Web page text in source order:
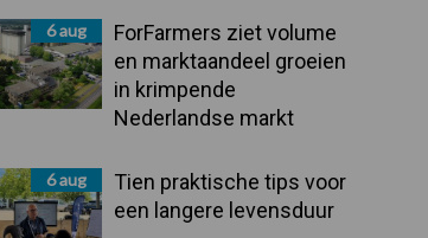
6 aug
ForFarmers ziet volume
en marktaandeel groeien
in krimpende
Nederlandse markt
6 aug
Tien praktische tips voor
een langere levensduur